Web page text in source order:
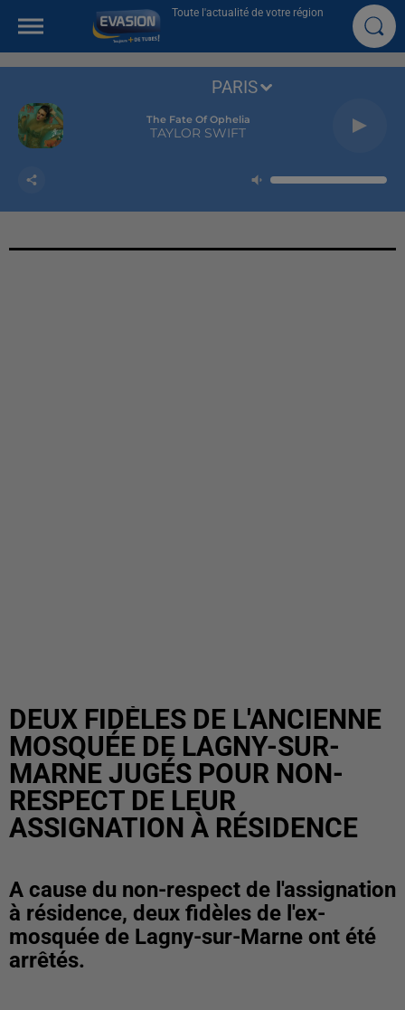
Toute l'actualité de votre région
The Fate Of Ophelia
TAYLOR SWIFT
PARIS
DEUX FIDÈLES DE L'ANCIENNE
MOSQUÉE DE LAGNY-SUR-
MARNE JUGÉS POUR NON-
RESPECT DE LEUR
ASSIGNATION À RÉSIDENCE
A cause du non-respect de l'assignation
à résidence, deux fidèles de l'ex-
mosquée de Lagny-sur-Marne ont été
arrêtés.